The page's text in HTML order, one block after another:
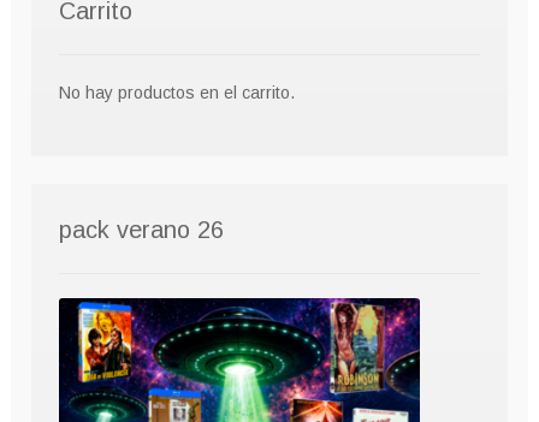
Carrito
No hay productos en el carrito.
pack verano 26